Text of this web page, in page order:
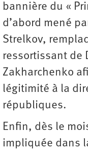
bannière du «
d’abord mené
Strelkov,
ressortissant de
Zakharchenko
légitimité à la
républiques.
Enfin, dès le
impliquée dans